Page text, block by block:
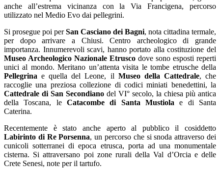
anche all’estrema vicinanza con la Via Francigena, percorso
utilizzato nel Medio Evo dai pellegrini.
Si prosegue poi perSan Casciano dei Bagni, nota cittadina termale,
per dopo arrivare a Chiusi. Centro archeologico di grande
importanza. Innumerevoli scavi, hanno portato alla costituzione del
Museo Archeologico Nazionale Etrusco dove sono esposti reperti
unici al mondo. Meritano un’attenta visita le tombe etrusche della
Pellegrinae quella del Leone, il Museo della Cattedrale, che
raccoglie una preziosa collezione di codici miniati benedettini, la
Cattedrale di San Secondiano del VI° secolo, la chiesa più antica
della Toscana, le Catacombe di Santa Mustiola e di Santa
Caterina.
Recentemente è stato anche aperto al pubblico il cosiddetto
Labirinto di Re Porsenna, un percorso che si snoda attraverso dei
cunicoli sotterranei di epoca etrusca, porta ad una monumentale
cisterna. Si attraversano poi zone rurali della Val d’Orcia e delle
Crete Senesi, note per il tartufo.